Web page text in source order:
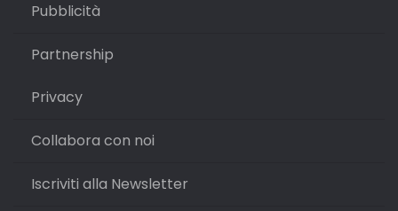
Pubblicità
Partnership
Privacy
Collabora con noi
Iscriviti alla Newsletter